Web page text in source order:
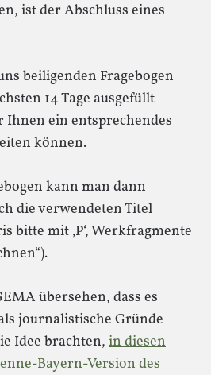
ist der Abschluss eines
beiligenden Fragebogen
14 Tage ausgefüllt
ein entsprechendes
können.
kann man dann
die verwendeten Titel
bitte mit ‚P‘, Werkfragmente
übersehen, dass es
journalistische Gründe
Idee brachten, in diesen
Bayern-Version des